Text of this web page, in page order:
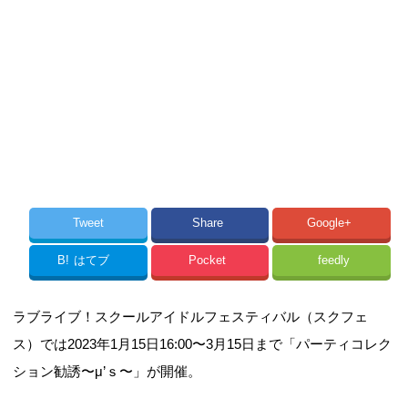
Tweet Share Google+
B! はてブ Pocket feedly
ラブライブ！スクールアイドルフェスティバル（スクフェ
ス）では2023年1月15日16:00〜3月15日まで「パーティコレク
ション勧誘〜μ’ｓ〜」が開催。